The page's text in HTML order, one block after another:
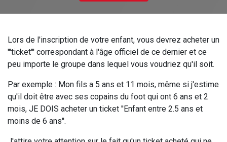
Lors de l'inscription de votre enfant, vous devrez acheter un
'''ticket''' correspondant à l'âge officiel de ce dernier et ce
peu importe le groupe dans lequel vous voudriez qu'il soit.
Par exemple : Mon fils a 5 ans et 11 mois, même si j'estime
qu'il doit être avec ses copains du foot qui ont 6 ans et 2
mois, JE DOIS acheter un ticket ''Enfant entre 2.5 ans et
moins de 6 ans''.